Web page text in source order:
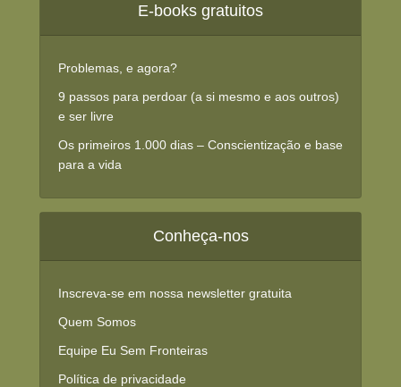
E-books gratuitos
Problemas, e agora?
9 passos para perdoar (a si mesmo e aos outros)
e ser livre
Os primeiros 1.000 dias – Conscientização e base
para a vida
Conheça-nos
Inscreva-se em nossa newsletter gratuita
Quem Somos
Equipe Eu Sem Fronteiras
Política de privacidade